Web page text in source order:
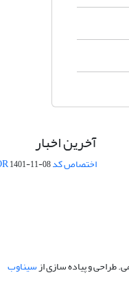
آخرین اخبار
اختصاص کد DOR1401-11-08
طراحی و پیاده سازی ازسیناوب